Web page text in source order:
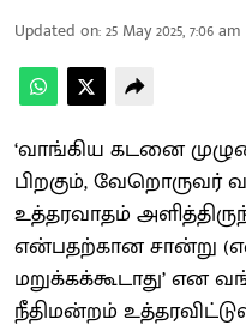
Updated on:25 May 2025, 7:06 am
‘வாங்கிய கடனை
பிறகும், வேறொருவர்
உத்தரவாதம்
என்பதற்கான சான்று
மறுக்கக்கூடாது’ என
நீதிமன்றம்